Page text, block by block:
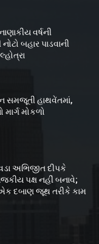
વર્ષની
બહાર પાડવાની
સમજૂતી હાથવેંતમાં,
માર્ગ મોકળો
અભિજીત દીપકે
પક્ષ નહીં બનાવે;
એક દબાણ જૂથ તરીકે કામ